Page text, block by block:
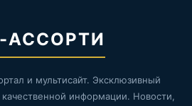
АССОРТИ
и мультисайт. Эксклюзивный
информации. Новости,